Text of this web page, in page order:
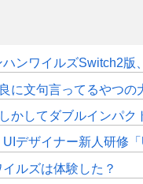
ンワイルズSwitch2版
に文句言ってるやつの
かしてダブルインパク
デザイナー新人研修「
ルズは体験した？